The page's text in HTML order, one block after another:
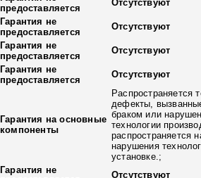
предоставляется
Отсутствуют
Гарантия не
предоставляется
Отсутствуют
Гарантия не
предоставляется
Отсутствуют
Гарантия не
предоставляется
Отсутствуют
Гарантия на основные
компоненты
Распространяется
дефекты,
браком или
технологии
распространяется
нарушения
установке.;
Гарантия не
Отсутствуют